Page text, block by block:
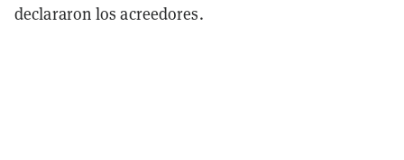
declararon los acreedores.